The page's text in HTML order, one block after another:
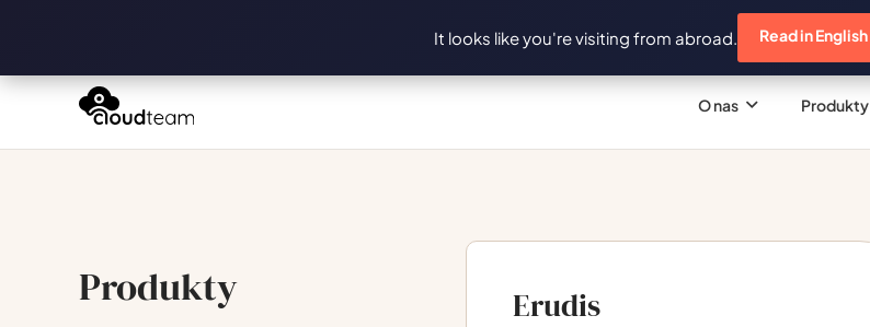
O nas Produkty
Produkty Erudis
It looks like you're visiting from abroad. Read in English